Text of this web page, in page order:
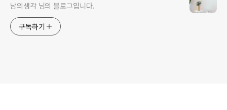
남의생각 님의 블로그입니다.
구독하기